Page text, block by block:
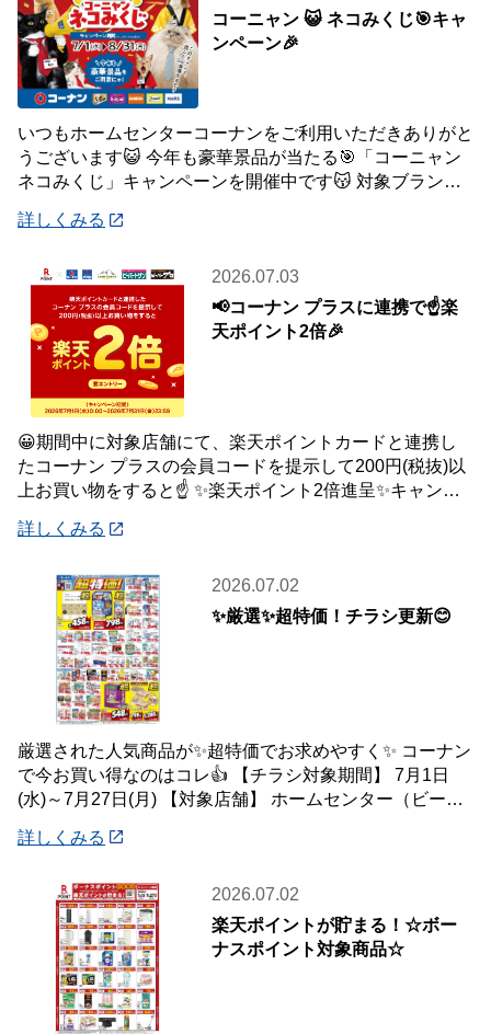
コーニャン 😺 ネコみくじ🎯キャ
ンペーン🎉
いつもホームセンターコーナンをご利用いただきありがと
うございます😺 今年も豪華景品が当たる🎯「コーニャン
ネコみくじ」キャンペーンを開催中です😽 対象ブランド
詳しくみる
2026.07.03
📢コーナン プラスに連携で☝️楽
天ポイント2倍🎉
😀期間中に対象店舗にて、楽天ポイントカードと連携し
たコーナン プラスの会員コードを提示して200円(税抜)以
上お買い物をすると☝️ ✨楽天ポイント2倍進呈✨キャンペ
詳しくみる
2026.07.02
✨厳選✨超特価！チラシ更新😊
厳選された人気商品が✨超特価でお求めやすく✨ コーナン
で今お買い得なのはコレ👍 【チラシ対象期間】 7月1日
(水)～7月27日(月) 【対象店舗】 ホームセンター（ビーバ
詳しくみる
2026.07.02
楽天ポイントが貯まる！☆ボー
ナスポイント対象商品☆